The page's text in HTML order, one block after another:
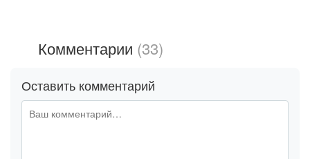
Комментарии (33)
Оставить комментарий